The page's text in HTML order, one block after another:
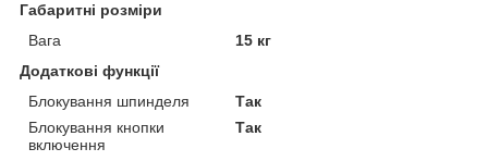
Габаритні розміри
Вага
15 кг
Додаткові функції
Блокування шпинделя
Так
Блокування кнопки
включення
Так